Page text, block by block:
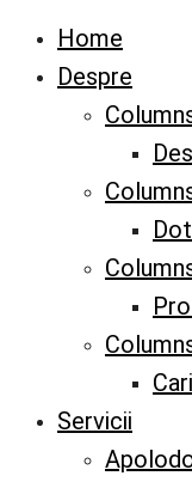
Home
Despre
Servicii